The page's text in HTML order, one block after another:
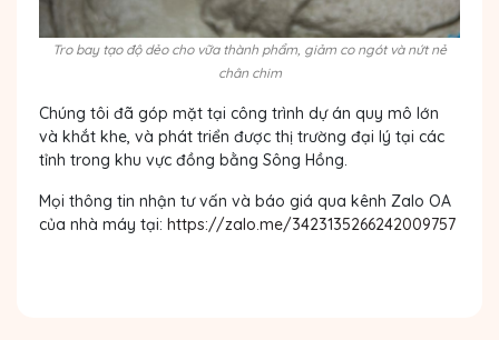
Tro bay tạo độ dẻo cho vữa thành phẩm, giảm co ngót và nứt nẻ
chân chim
Chúng tôi đã góp mặt tại công trình dự án quy mô lớn
và khắt khe, và phát triển được thị trường đại lý tại các
tỉnh trong khu vực đồng bằng Sông Hồng.
Mọi thông tin nhận tư vấn và báo giá qua kênh Zalo OA
của nhà máy tại: https://zalo.me/3423135266242009757